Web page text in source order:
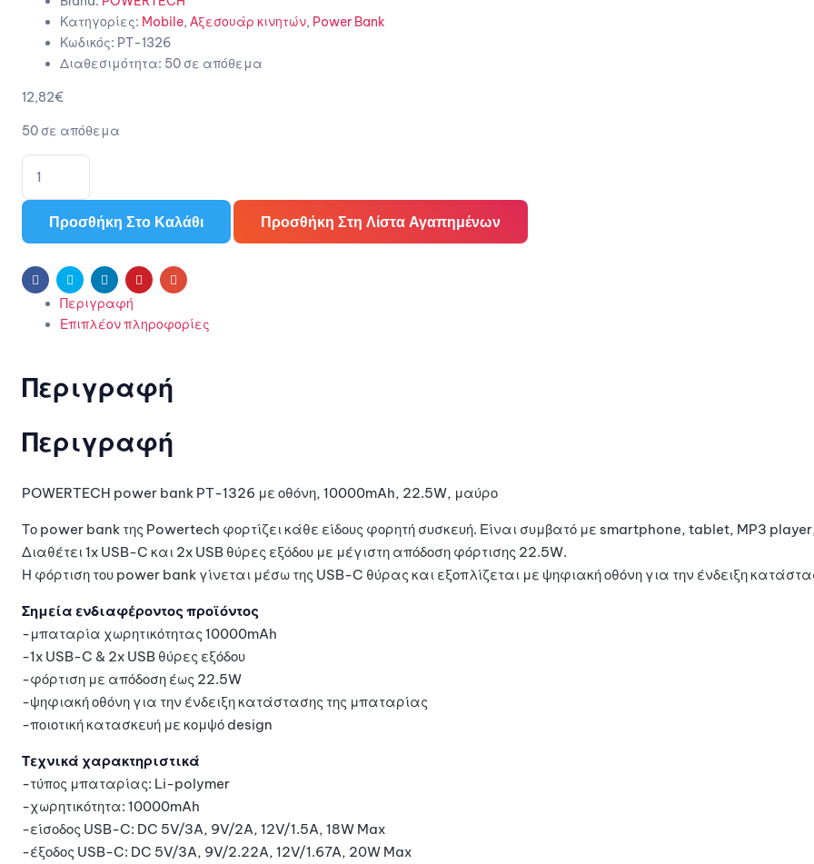
Κατηγορίες: Mobile, Αξεσουάρ κινητών, Power Bank
Κωδικός: PT-1326
Διαθεσιμότητα: 50 σε απόθεμα
12,82€
50 σε απόθεμα
Προσθήκη Στο Καλάθι Προσθήκη Στη Λίστα Αγαπημένων
FacebookTwitter LinkedinPinterestEmail
Περιγραφή
Επιπλέον πληροφορίες
Περιγραφή
Περιγραφή
POWERTECH power bank PT-1326 με οθόνη, 10000mAh, 22.5W, μαύρο
Το power bank της Powertech φορτίζει κάθε είδους φορητή συσκευή. Είναι συμβατό με smartphone, tablet, MP3
Διαθέτει 1x USB-C και 2x USB θύρες εξόδου με μέγιστη απόδοση φόρτισης 22.5W.
Η φόρτιση του power bank γίνεται μέσω της USB-C θύρας και εξοπλίζεται με ψηφιακή οθόνη για την ένδειξη
Σημεία ενδιαφέροντος προϊόντος
-μπαταρία χωρητικότητας 10000mAh
-1x USB-C & 2x USB θύρες εξόδου
-φόρτιση με απόδοση έως 22.5W
-ψηφιακή οθόνη για την ένδειξη κατάστασης της μπαταρίας
-ποιοτική κατασκευή με κομψό design
Τεχνικά χαρακτηριστικά
-τύπος μπαταρίας: Li-polymer
-χωρητικότητα: 10000mAh
-είσοδος USB-C: DC 5V/3A, 9V/2A, 12V/1.5A, 18W Max
-έξοδος USB-C: DC 5V/3A, 9V/2.22A, 12V/1.67A, 20W Max